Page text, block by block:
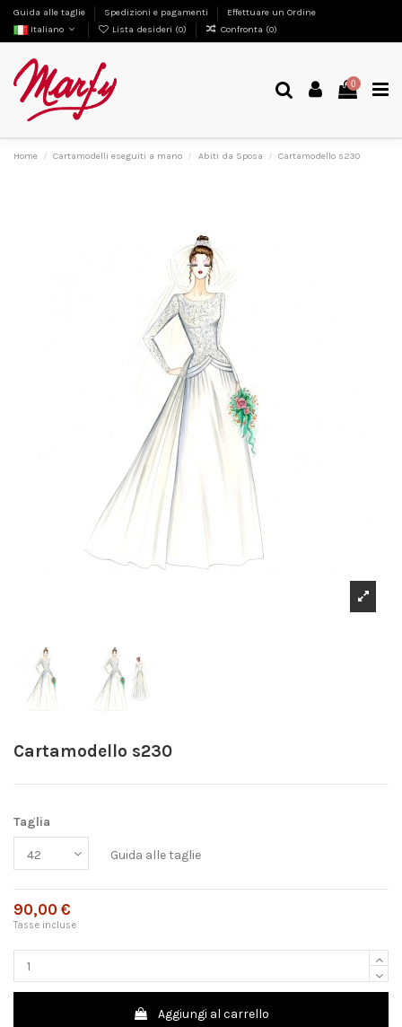
Guida alle taglie Spedizioni e pagamenti
Effettuare un Ordine
Italiano
Lista desideri (0) Confronta (0)
0
Home Cartamodelli eseguiti a mano Abiti da Sposa Cartamodello s230
Cartamodello s230
Taglia
Guida alle taglie
90,00 €
Tasse incluse
Aggiungi al carrello